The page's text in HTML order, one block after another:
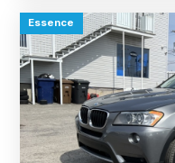
Essence